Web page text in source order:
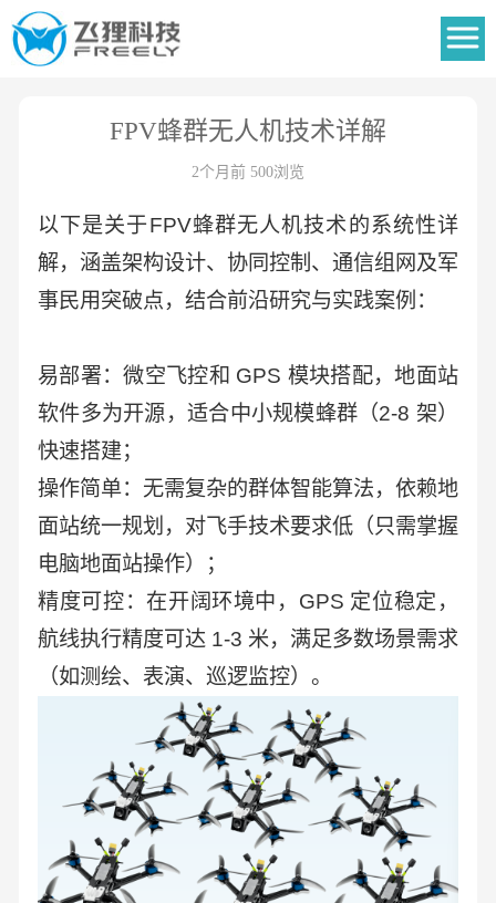
FPV蜂群无人机技术详解
2个月前 500浏览
以下是关于FPV蜂群无人机技术的系统性详
解，涵盖架构设计、协同控制、通信组网及军
事民用突破点，结合前沿研究与实践案例：
易部署：微空飞控和 GPS 模块搭配，地面站
软件多为开源，适合中小规模蜂群（2-8 架）
快速搭建；
操作简单：无需复杂的群体智能算法，依赖地
面站统一规划，对飞手技术要求低（只需掌握
电脑地面站操作）；
精度可控：在开阔环境中，GPS 定位稳定，
航线执行精度可达 1-3 米，满足多数场景需求
（如测绘、表演、巡逻监控）。